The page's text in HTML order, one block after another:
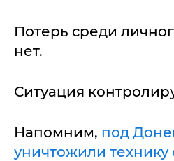
Потерь среди
нет.
Ситуация
Напомним, под
уничтожили технику